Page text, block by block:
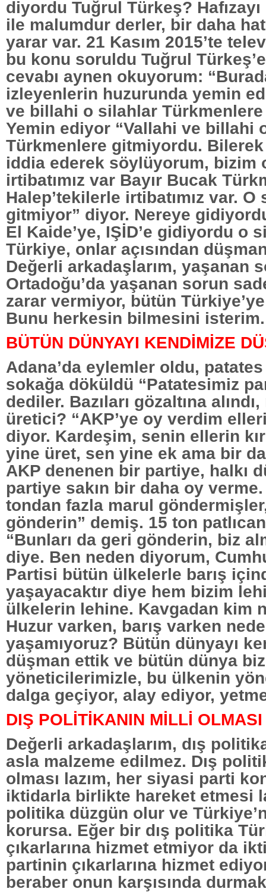
diyordu Tuğrul Türkeş?
ile malumdur derler, bir daha
yarar var. 21 Kasım 2015’te
bu konu soruldu Tuğrul
cevabı aynen okuyorum:
izleyenlerin huzurunda yemin
ve billahi o silahlar
Yemin ediyor “Vallahi ve billahi
Türkmenlere gitmiyordu.
iddia ederek söylüyorum, bizim
irtibatımız var Bayır Bucak
Halep’tekilerle irtibatımız var.
gitmiyor” diyor. Nereye
El Kaide’ye, IŞİD’e gidiyordu o
Türkiye, onlar açısından
Değerli arkadaşlarım, yaşanan
Ortadoğu’da yaşanan sorun
zarar vermiyor, bütün
Bunu herkesin bilmesini isterim.
BÜTÜN DÜNYAYI KENDİMİZE
Adana’da eylemler oldu,
sokağa döküldü “Patatesimiz
dediler. Bazıları gözaltına
üretici? “AKP’ye oy verdim
diyor. Kardeşim, senin ellerin
yine üret, sen yine ek ama bir
AKP denenen bir partiye, halkı
partiye sakın bir daha oy verme.
tondan fazla marul
gönderin” demiş. 15 ton
“Bunları da geri gönderin, biz
diye. Ben neden diyorum,
Partisi bütün ülkelerle barış
yaşayacaktır diye hem bizim
ülkelerin lehine. Kavgadan kim
Huzur varken, barış varken
yaşamıyoruz? Bütün dünyayı
düşman ettik ve bütün dünya
yöneticilerimizle, bu ülkenin
dalga geçiyor, alay ediyor,
DIŞ POLİTİKANIN MİLLİ
Değerli arkadaşlarım, dış
asla malzeme edilmez. Dış
olması lazım, her siyasi parti
iktidarla birlikte hareket etmesi
politika düzgün olur ve
korursa. Eğer bir dış politika
çıkarlarına hizmet etmiyor da
partinin çıkarlarına hizmet
beraber onun karşısında